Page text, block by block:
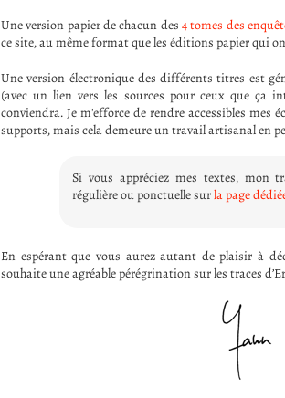
Une version papier de chacun des 4 tomes des
ce site, au même format que les éditions papier qui
Une version électronique des différents titres est
(avec un lien vers les sources pour ceux que ça
conviendra. Je m'efforce de rendre accessibles
supports, mais cela demeure un travail artisanal en
Si vous appréciez mes textes, mon
régulière ou ponctuelle surla page
En espérant que vous aurez autant de plaisir à
souhaite une agréable pérégrination sur les traces